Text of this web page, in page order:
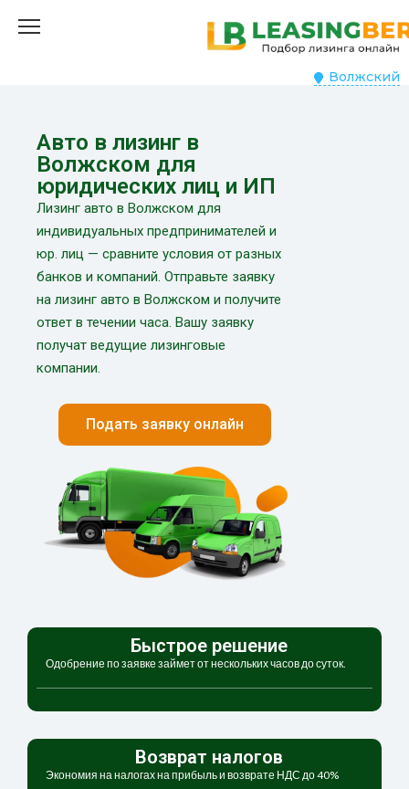
Волжский
Авто в лизинг в
Волжском для
юридических лиц и ИП
Лизинг авто в Волжском для
индивидуальных предпринимателей и
юр. лиц — сравните условия от разных
банков и компаний. Отправьте заявку
на лизинг авто в Волжском и получите
ответ в течении часа. Вашу заявку
получат ведущие лизинговые
компании.
Подать заявку онлайн
Быстрое решение
Одобрение по заявке займет от нескольких часов до суток.
Возврат налогов
Экономия на налогах на прибыль и возврате НДС до 40%